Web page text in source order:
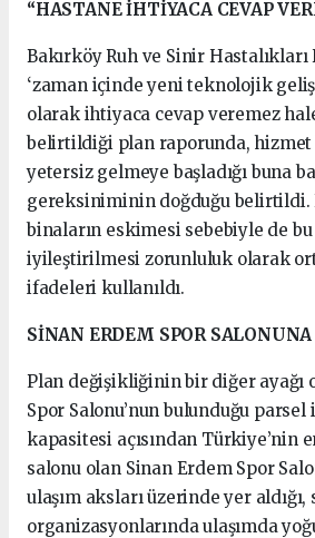
“HASTANE İHTİYACA CEVAP
Bakırköy Ruh ve Sinir Hastalıkları
‘zaman içinde yeni teknolojik
olarak ihtiyaca cevap veremez
belirtildiği plan raporunda, hizmet
yetersiz gelmeye başladığı buna
gereksiniminin doğduğu belirtildi.
binaların eskimesi sebebiyle de bu
iyileştirilmesi zorunluluk olarak
ifadeleri kullanıldı.
SİNAN ERDEM SPOR
Plan değişikliğinin bir diğer ayağı
Spor Salonu’nun bulunduğu
kapasitesi açısından Türkiye’nin
salonu olan Sinan Erdem Spor
ulaşım aksları üzerinde yer
organizasyonlarında ulaşımda